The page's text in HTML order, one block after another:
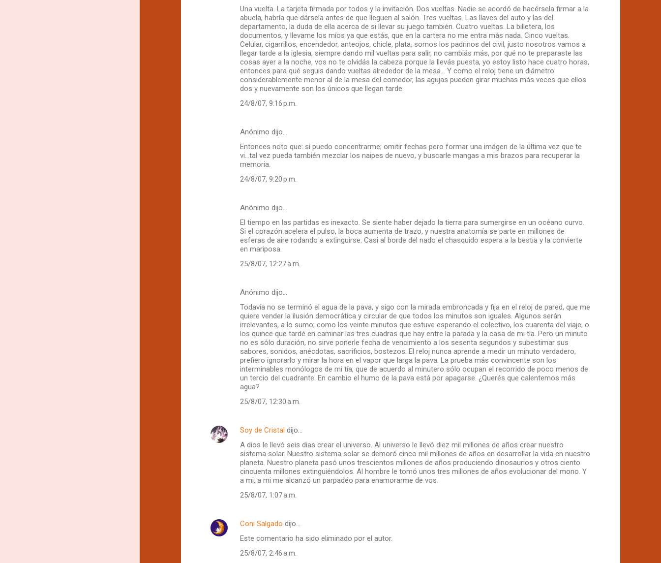
Una vuelta. La tarjeta firmada por todos y la invitación. Dos vueltas. Nadie se acordó de hacérsela firmar a la
abuela, habría que dársela antes de que lleguen al salón. Tres vueltas. Las llaves del auto y las del
departamento, la duda de ella acerca de si llevar su juego también. Cuatro vueltas. La billetera, los
documentos, y llevame los míos ya que estás, que en la cartera no me entra más nada. Cinco vueltas.
Celular, cigarrillos, encendedor, anteojos, chicle, plata, somos los padrinos del civil, justo nosotros vamos a
llegar tarde a la iglesia, siempre dando mil vueltas para salir, no cambiás más, por qué no te preparaste las
cosas ayer a la noche, vos no te olvidás la cabeza porque la llevás puesta, yo estoy listo hace cuatro horas,
entonces para qué seguis dando vueltas alrededor de la mesa... Y como el reloj tiene un diámetro
considerablemente menor al de la mesa del comedor, las agujas pueden girar muchas más veces que ellos
dos y nuevamente son los únicos que llegan tarde.
24/8/07, 9:16 p.m.
Anónimo dijo…
Entonces noto que: si puedo concentrarme; omitir fechas pero formar una imágen de la última vez que te
vi...tal vez pueda también mezclar los naipes de nuevo, y buscarle mangas a mis brazos para recuperar la
memoria.
24/8/07, 9:20 p.m.
Anónimo dijo…
El tiempo en las partidas es inexacto. Se siente haber dejado la tierra para sumergirse en un océano curvo.
Si el corazón acelera el pulso, la boca aumenta de trazo, y nuestra anatomía se parte en millones de
esferas de aire rodando a extinguirse. Casi al borde del nado el chasquido espera a la bestia y la convierte
en mariposa.
25/8/07, 12:27 a.m.
Anónimo dijo…
Todavía no se terminó el agua de la pava, y sigo con la mirada embroncada y fija en el reloj de pared, que me
quiere vender la ilusión democrática y circular de que todos los minutos son iguales. Algunos serán
irrelevantes, a lo sumo; como los veinte minutos que estuve esperando el colectivo, los cuarenta del viaje, o
los quince que tardé en caminar las tres cuadras que hay entre la parada y la casa de mi tía. Pero un minuto
no es sólo duración, no sirve ponerle fecha de vencimiento a los sesenta segundos y subestimar sus
sabores, sonidos, anécdotas, sacrificios, bostezos. El reloj nunca aprende a medir un minuto verdadero,
prefiero ignorarlo y mirar la hora en el vapor que larga la pava. La prueba más convincente son los
interminables monólogos de mi tía, que de acuerdo al minutero sólo ocupan el recorrido de poco menos de
un tercio del cuadrante. En cambio el humo de la pava está por apagarse. ¿Querés que calentemos más
agua?
25/8/07, 12:30 a.m.
Soy de Cristal dijo…
A dios le llevó seis dias crear el universo. Al universo le llevó diez mil millones de años crear nuestro
sistema solar. Nuestro sistema solar se demoró cinco mil millones de años en desarrollar la vida en nuestro
planeta. Nuestro planeta pasó unos trescientos millones de años produciendo dinosaurios y otros ciento
cincuenta millones extinguiéndolos. Al hombre le tomó unos tres millones de años evolucionar del mono. Y
a mi, a mi me alcanzó un parpadéo para enamorarme de vos.
25/8/07, 1:07 a.m.
Coni Salgado dijo…
Este comentario ha sido eliminado por el autor.
25/8/07, 2:46 a.m.